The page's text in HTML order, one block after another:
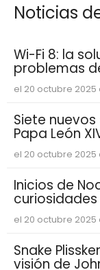
Noticias
Wi-Fi 8: la
problemas
el 20 octubre 2025
Siete
Papa León
el 20 octubre 2025
Inicios de
curiosidades
el 20 octubre 2025
Snake
visión de